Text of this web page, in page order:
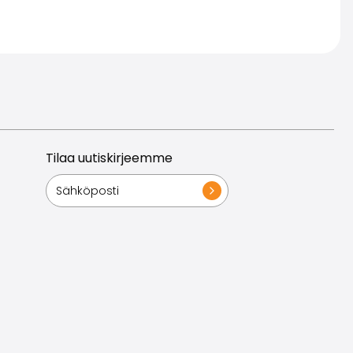
Tilaa uutiskirjeemme